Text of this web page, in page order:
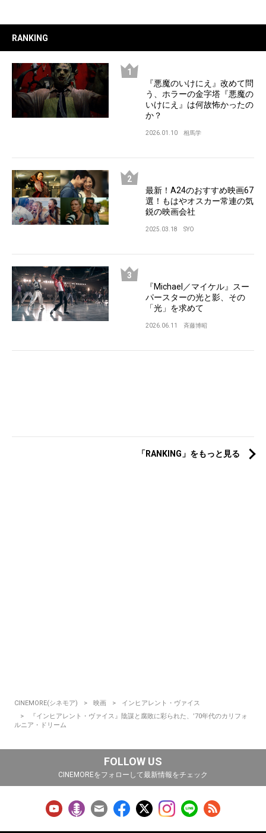
RANKING
『悪魔のいけにえ』改めて問
う、ホラーの金字塔『悪魔の
いけにえ』は何故怖かったの
か？
2026.01.10 相馬学
最新！A24のおすすめ映画67
選！もはやオスカー常連の気
鋭の映画会社
2025.03.18 SYO
『Michael／マイケル』スー
パースターの光と影、その
「光」を求めて
2026.06.11 斉藤博昭
「RANKING」をもっと見る
CINEMORE(シネモア) 映画
インヒアレント・ヴァイス
『インヒアレント・ヴァイス』陰謀と腐敗に彩られた、’70年代のカリフォ
ルニア・ドリーム
FOLLOW US
CINEMOREをフォローして最新情報をチェック